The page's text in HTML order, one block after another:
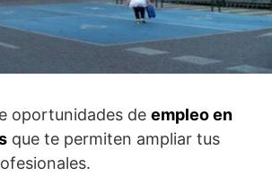
oportunidades de empleo en
que te permiten ampliar tus